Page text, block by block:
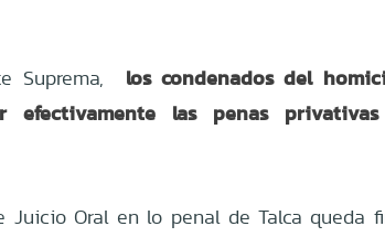
Suprema, los condenados del
efectivamente las penas
Juicio Oral en lo penal de Talca queda